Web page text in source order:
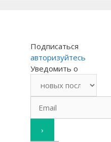
Подписаться
авторизуйтесь
Уведомить о